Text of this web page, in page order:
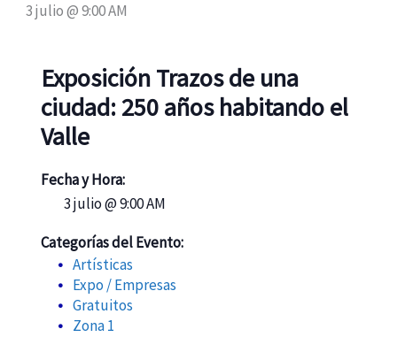
3 julio @ 9:00 AM
Exposición Trazos de una
ciudad: 250 años habitando el
Valle
Fecha y Hora:
3 julio @ 9:00 AM
Categorías del Evento:
Artísticas
Expo / Empresas
Gratuitos
Zona 1